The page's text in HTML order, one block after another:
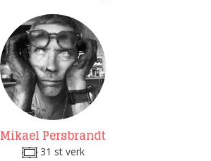
Mikael Persbrandt
31 st verk